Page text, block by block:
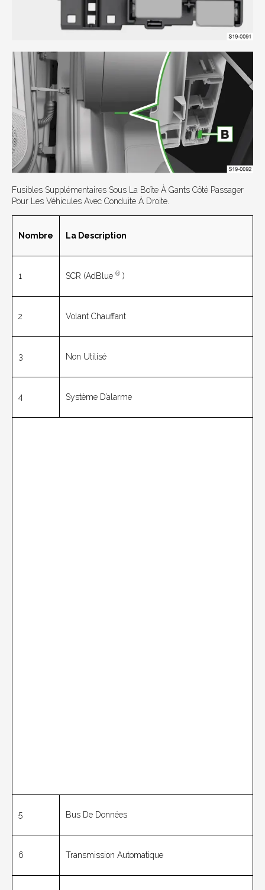
Fusibles Supplémentaires Sous La Boîte À Gants Côté Passager
Pour Les Véhicules Avec Conduite À Droite.
Nombre La Description
1 SCR (AdBlue ® )
2 Volant Chauffant
3 Non Utilisé
4 Système D’alarme
5 Bus De Données
6 Transmission Automatique